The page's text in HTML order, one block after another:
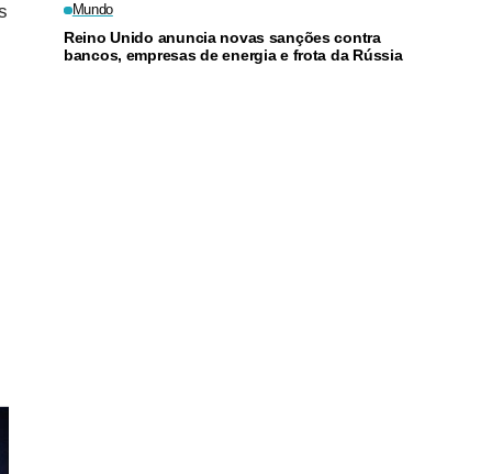
Mundo
Reino Unido anuncia novas sanções contra
bancos, empresas de energia e frota da Rússia